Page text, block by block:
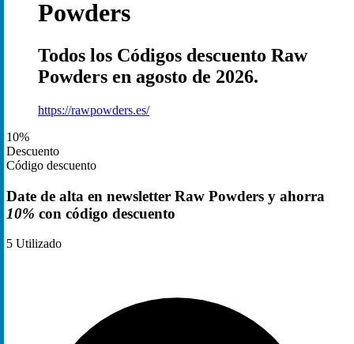
Powders
Todos los Códigos descuento Raw
Powders en agosto de 2026.
https://rawpowders.es/
10%
Descuento
Código descuento
Date de alta en newsletter Raw Powders y ahorra
10% con código descuento
5 Utilizado